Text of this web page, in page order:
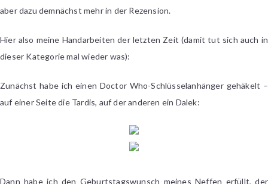
aber dazu demnächst mehr in der Rezension.
Hier also meine Handarbeiten der letzten Zeit (damit tut sich auch in
dieser Kategorie mal wieder was):
Zunächst habe ich einen Doctor Who-Schlüsselanhänger gehäkelt –
auf einer Seite die Tardis, auf der anderen ein Dalek:
Dann habe ich den Geburtstagswunsch meines Neffen erfüllt, der